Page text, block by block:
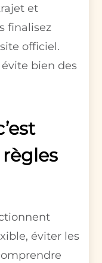
et
finalisez
officiel.
bien des
éviter les